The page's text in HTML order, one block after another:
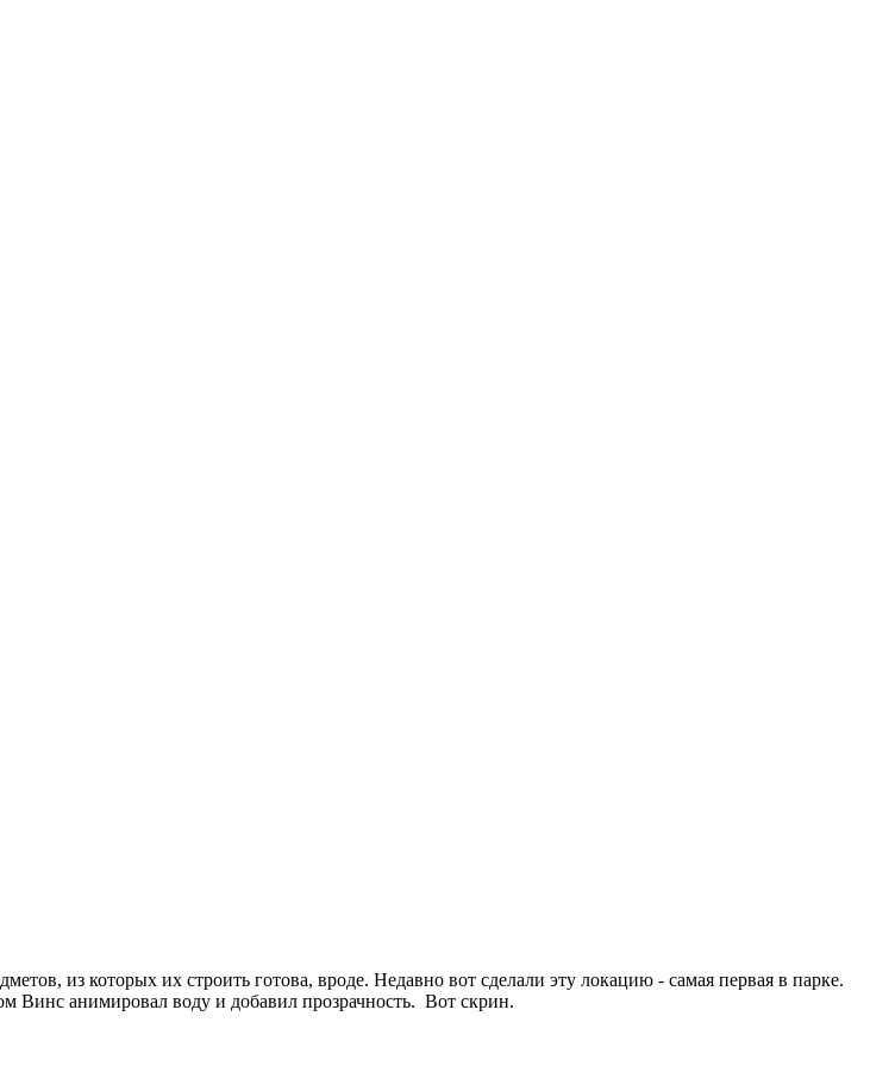
из которых их строить готова, вроде. Недавно вот сделали эту локацию - самая первая в парке.
Винс анимировал воду и добавил прозрачность. Вот скрин.